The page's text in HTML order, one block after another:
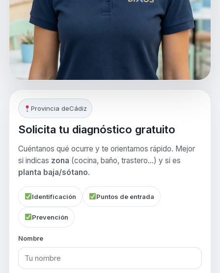
Provincia deCádiz
Solicita tu diagnóstico gratuito
Cuéntanos qué ocurre y te orientamos rápido. Mejor
si indicas zona (cocina, baño, trastero…) y si es
planta baja/sótano.
Identificación Puntos de entrada
Prevención
Nombre